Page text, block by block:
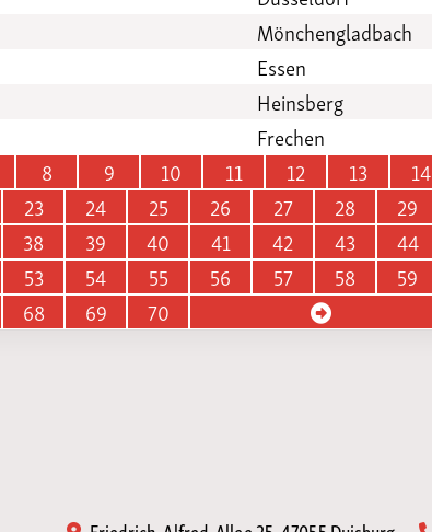
Mönchengladbach
Essen
Heinsberg
Frechen
8 9 10 11 12 13
14
23 24 25 26 27 28
29
38 39 40 41 42 43
44
53 54 55 56 57 58
59
68 69
70